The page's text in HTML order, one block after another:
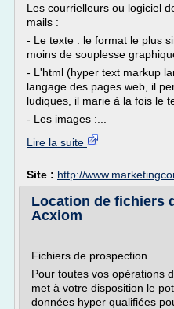
Les courrielleurs ou logiciel
mails :
- Le texte : le format le plus
moins de souplesse
- L'html (hyper text markup
langage des pages web, il
ludiques, il marie à la fois le
- Les images :...
Lire la suite
Site : http://
Location de fichiers
Acxiom
Fichiers de prospection
Pour toutes vos opérations
met à votre disposition le
données hyper qualifiées